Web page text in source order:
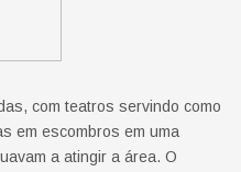
com teatros servindo como
em escombros em uma
a atingir a área. O